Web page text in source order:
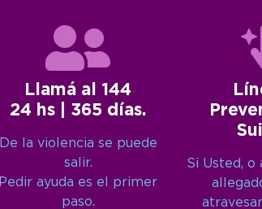
Llamá al 144
24 hs | 365 días.
De la violencia se puede
salir.
Pedir ayuda es el primer
paso.
Si Usted, o